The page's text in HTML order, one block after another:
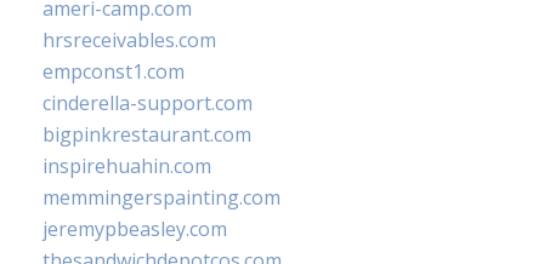
ameri-camp.com
hrsreceivables.com
empconst1.com
cinderella-support.com
bigpinkrestaurant.com
inspirehuahin.com
memmingerspainting.com
jeremypbeasley.com